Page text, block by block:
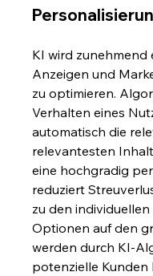
KI wird zunehmend
Anzeigen und
zu optimieren.
Verhalten eines
automatisch die
relevantesten
eine hochgradig
reduziert
zu den
Optionen auf den
werden durch KI-
potenzielle Kunden